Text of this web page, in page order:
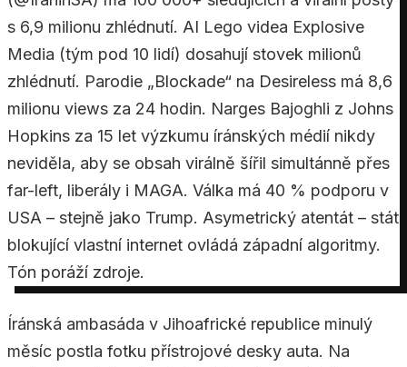
s 6,9 milionu zhlédnutí. AI Lego videa Explosive
Media (tým pod 10 lidí) dosahují stovek milionů
zhlédnutí. Parodie „Blockade“ na Desireless má 8,6
milionu views za 24 hodin. Narges Bajoghli z Johns
Hopkins za 15 let výzkumu íránských médií nikdy
neviděla, aby se obsah virálně šířil simultánně přes
far-left, liberály i MAGA. Válka má 40 % podporu v
USA – stejně jako Trump. Asymetrický atentát – stát
blokující vlastní internet ovládá západní algoritmy.
Tón poráží zdroje.
Íránská ambasáda v Jihoafrické republice minulý
měsíc postla fotku přístrojové desky auta. Na